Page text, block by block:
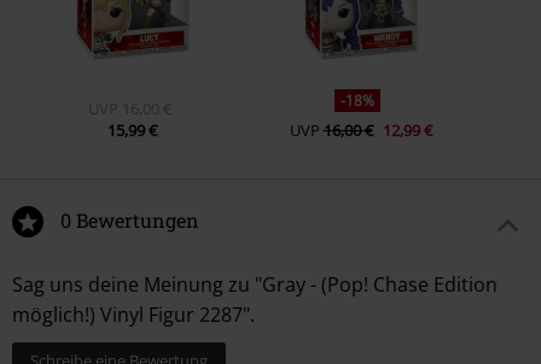
UVP
16,00 €
15,99 €
-18%
UVP16,00 € 12,99 €
0 Bewertungen
Sag uns deine Meinung zu "Gray - (Pop! Chase Edition
möglich!) Vinyl Figur 2287".